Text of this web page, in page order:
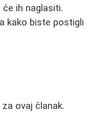
ih naglasiti.
kako biste postigli
ovaj članak.